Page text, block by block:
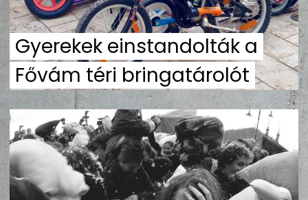
Gyerekek einstandolták a
Fővám téri bringatárolót